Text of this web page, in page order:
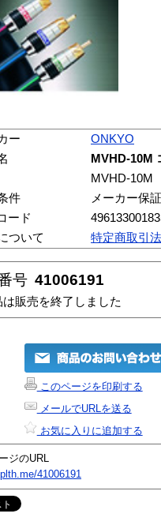
ー
ONKYO
MVHD-10M
MVHD-10M
件
メーカー保証
ード
ついて
特定商取引
号 41006191
は販売を終了しました
このページを印刷する
メールでURLを送る
お気に入りに追加する
ジのURL
41006191